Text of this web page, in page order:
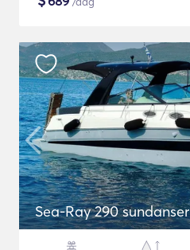
Sea-Ray 290 sundanser